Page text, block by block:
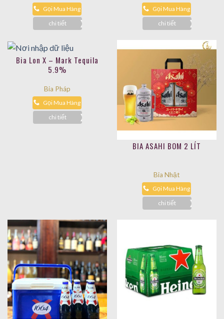
Gọi Mua Hàng
chi tiết
Gọi Mua Hàng
chi tiết
Bia Lon X – Mark Tequila
5.9%
Bia Pháp
Gọi Mua Hàng
chi tiết
BIA ASAHI BOM 2 LÍT
Bia Nhật
Gọi Mua Hàng
chi tiết